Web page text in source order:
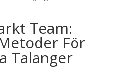
Team:
För
Talanger